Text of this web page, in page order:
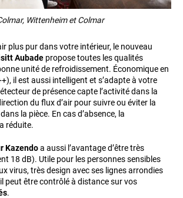
Wittenheim et Colmar
plus pur dans votre intérieur, le nouveau
Aubade propose toutes les qualités
unité de refroidissement. Économique en
il est aussi intelligent et s’adapte à votre
de présence capte l’activité dans la
du flux d’air pour suivre ou éviter la
la pièce. En cas d’absence, la
réduite.
Kazendoa aussi l’avantage d’être très
18 dB). Utile pour les personnes sensibles
virus, très design avec ses lignes arrondies
peut être contrôlé à distance sur vos
.